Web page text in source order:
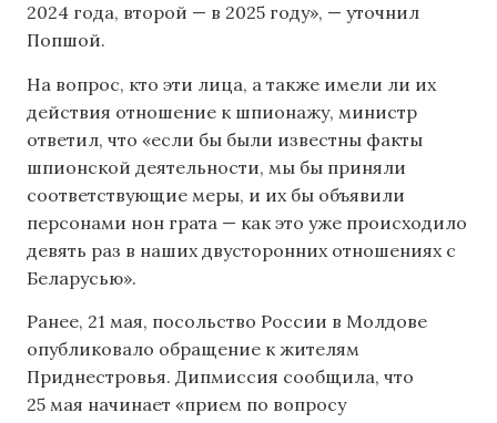
2024 года, второй — в 2025 году», — уточнил
Попшой.
На вопрос, кто эти лица, а также имели ли их
действия отношение к шпионажу, министр
ответил, что «если бы были известны факты
шпионской деятельности, мы бы приняли
соответствующие меры, и их бы объявили
персонами нон грата — как это уже происходило
девять раз в наших двусторонних отношениях с
Беларусью».
Ранее, 21 мая, посольство России в Молдове
опубликовало обращение к жителям
Приднестровья. Дипмиссия сообщила, что
25 мая начинает «прием по вопросу